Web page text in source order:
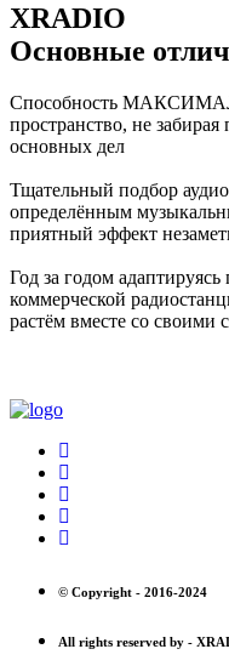
XRADIO
Основные
Способность
пространство, не
основных дел
Тщательный подбор
определённым
приятный эффект
Год за годом
коммерческой
растём вместе со своими
© Copyright - 2016-2024
All rights reserved by -